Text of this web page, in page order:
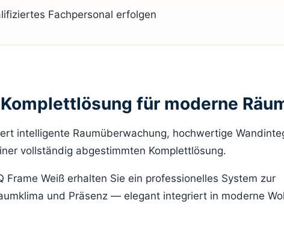
Fachpersonal erfolgen
für moderne
intelligente Raumüberwachung, hochwertige
vollständig abgestimmten Komplettlösung.
Frame Weiß erhalten Sie ein professionelles System zur
und Präsenz — elegant integriert in moderne